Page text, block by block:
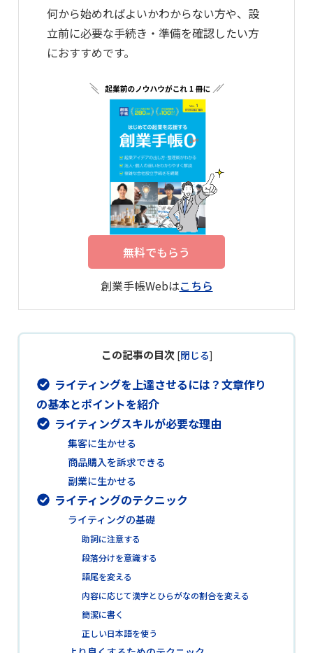
何から始めればよいかわからない方や、設
立前に必要な手続き・準備を確認したい方
におすすめです。
無料でもらう
創業手帳Webはこちら
この記事の目次 [閉じる]
ライティングを上達させるには？文章作り
の基本とポイントを紹介
ライティングスキルが必要な理由
集客に生かせる
商品購入を訴求できる
副業に生かせる
ライティングのテクニック
ライティングの基礎
助詞に注意する
段落分けを意識する
語尾を変える
内容に応じて漢字とひらがなの割合を変える
簡潔に書く
正しい日本語を使う